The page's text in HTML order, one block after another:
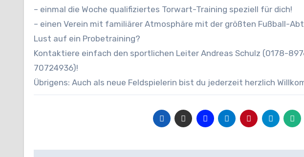
– einmal die Woche qualifiziertes Torwart-Training speziell für dich!
– einen Verein mit familiärer Atmosphäre mit der größten Fußball-
Lust auf ein Probetraining?
Kontaktiere einfach den sportlichen Leiter Andreas Schulz (0178-
70724936)!
Übrigens: Auch als neue Feldspielerin bist du jederzeit herzlich